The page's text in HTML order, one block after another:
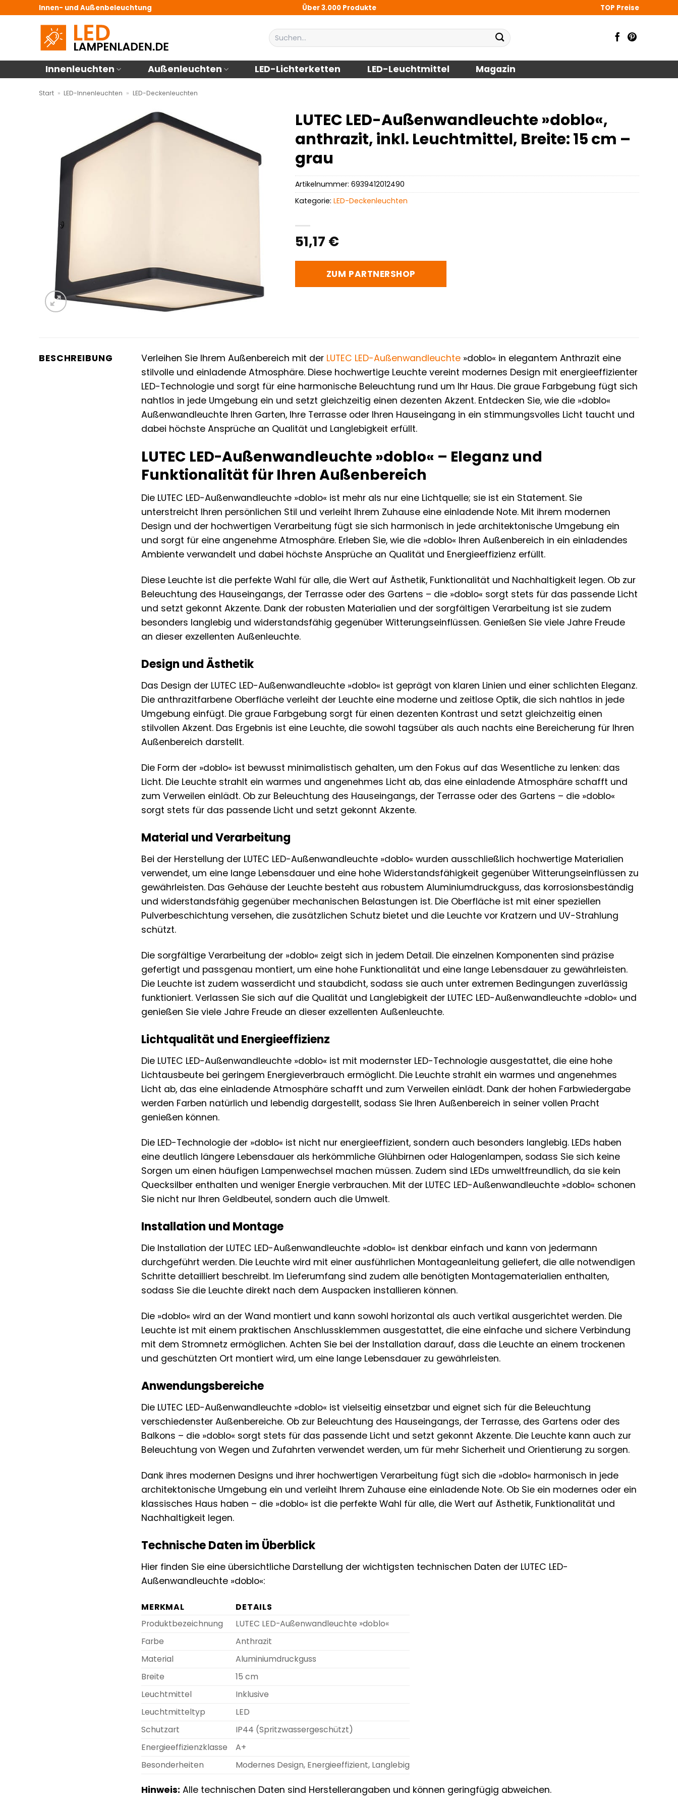
Innen- und Außenbeleuchtung Über 3.000 Produkte TOP Preise
Suchen
nach:
Innenleuchten Außenleuchten LED-Lichterketten LED-Leuchtmittel Magazin
Start » LED-Innenleuchten » LED-Deckenleuchten
LUTEC LED-Außenwandleuchte »doblo«,
anthrazit, inkl. Leuchtmittel, Breite: 15 cm –
grau
51,17 €
ZUM PARTNERSHOP
Artikelnummer:6939412012490
Kategorie:LED-Deckenleuchten
BESCHREIBUNG Verleihen Sie Ihrem Außenbereich mit der LUTEC LED-Außenwandleuchte »doblo« in elegantem Anthrazit eine
stilvolle und einladende Atmosphäre. Diese hochwertige Leuchte vereint modernes Design mit energieeffizienter
LED-Technologie und sorgt für eine harmonische Beleuchtung rund um Ihr Haus. Die graue Farbgebung fügt sich
nahtlos in jede Umgebung ein und setzt gleichzeitig einen dezenten Akzent. Entdecken Sie, wie die »doblo«
Außenwandleuchte Ihren Garten, Ihre Terrasse oder Ihren Hauseingang in ein stimmungsvolles Licht taucht und
dabei höchste Ansprüche an Qualität und Langlebigkeit erfüllt.
LUTEC LED-Außenwandleuchte »doblo« – Eleganz und
Funktionalität für Ihren Außenbereich
Die LUTEC LED-Außenwandleuchte »doblo« ist mehr als nur eine Lichtquelle; sie ist ein Statement. Sie
unterstreicht Ihren persönlichen Stil und verleiht Ihrem Zuhause eine einladende Note. Mit ihrem modernen
Design und der hochwertigen Verarbeitung fügt sie sich harmonisch in jede architektonische Umgebung ein
und sorgt für eine angenehme Atmosphäre. Erleben Sie, wie die »doblo« Ihren Außenbereich in ein einladendes
Ambiente verwandelt und dabei höchste Ansprüche an Qualität und Energieeffizienz erfüllt.
Diese Leuchte ist die perfekte Wahl für alle, die Wert auf Ästhetik, Funktionalität und Nachhaltigkeit legen. Ob zur
Beleuchtung des Hauseingangs, der Terrasse oder des Gartens – die »doblo« sorgt stets für das passende Licht
und setzt gekonnt Akzente. Dank der robusten Materialien und der sorgfältigen Verarbeitung ist sie zudem
besonders langlebig und widerstandsfähig gegenüber Witterungseinflüssen. Genießen Sie viele Jahre Freude
an dieser exzellenten Außenleuchte.
Design und Ästhetik
Das Design der LUTEC LED-Außenwandleuchte »doblo« ist geprägt von klaren Linien und einer schlichten Eleganz.
Die anthrazitfarbene Oberfläche verleiht der Leuchte eine moderne und zeitlose Optik, die sich nahtlos in jede
Umgebung einfügt. Die graue Farbgebung sorgt für einen dezenten Kontrast und setzt gleichzeitig einen
stilvollen Akzent. Das Ergebnis ist eine Leuchte, die sowohl tagsüber als auch nachts eine Bereicherung für Ihren
Außenbereich darstellt.
Die Form der »doblo« ist bewusst minimalistisch gehalten, um den Fokus auf das Wesentliche zu lenken: das
Licht. Die Leuchte strahlt ein warmes und angenehmes Licht ab, das eine einladende Atmosphäre schafft und
zum Verweilen einlädt. Ob zur Beleuchtung des Hauseingangs, der Terrasse oder des Gartens – die »doblo«
sorgt stets für das passende Licht und setzt gekonnt Akzente.
Material und Verarbeitung
Bei der Herstellung der LUTEC LED-Außenwandleuchte »doblo« wurden ausschließlich hochwertige Materialien
verwendet, um eine lange Lebensdauer und eine hohe Widerstandsfähigkeit gegenüber Witterungseinflüssen zu
gewährleisten. Das Gehäuse der Leuchte besteht aus robustem Aluminiumdruckguss, das korrosionsbeständig
und widerstandsfähig gegenüber mechanischen Belastungen ist. Die Oberfläche ist mit einer speziellen
Pulverbeschichtung versehen, die zusätzlichen Schutz bietet und die Leuchte vor Kratzern und UV-Strahlung
schützt.
Die sorgfältige Verarbeitung der »doblo« zeigt sich in jedem Detail. Die einzelnen Komponenten sind präzise
gefertigt und passgenau montiert, um eine hohe Funktionalität und eine lange Lebensdauer zu gewährleisten.
Die Leuchte ist zudem wasserdicht und staubdicht, sodass sie auch unter extremen Bedingungen zuverlässig
funktioniert. Verlassen Sie sich auf die Qualität und Langlebigkeit der LUTEC LED-Außenwandleuchte »doblo« und
genießen Sie viele Jahre Freude an dieser exzellenten Außenleuchte.
Lichtqualität und Energieeffizienz
Die LUTEC LED-Außenwandleuchte »doblo« ist mit modernster LED-Technologie ausgestattet, die eine hohe
Lichtausbeute bei geringem Energieverbrauch ermöglicht. Die Leuchte strahlt ein warmes und angenehmes
Licht ab, das eine einladende Atmosphäre schafft und zum Verweilen einlädt. Dank der hohen Farbwiedergabe
werden Farben natürlich und lebendig dargestellt, sodass Sie Ihren Außenbereich in seiner vollen Pracht
genießen können.
Die LED-Technologie der »doblo« ist nicht nur energieeffizient, sondern auch besonders langlebig. LEDs haben
eine deutlich längere Lebensdauer als herkömmliche Glühbirnen oder Halogenlampen, sodass Sie sich keine
Sorgen um einen häufigen Lampenwechsel machen müssen. Zudem sind LEDs umweltfreundlich, da sie kein
Quecksilber enthalten und weniger Energie verbrauchen. Mit der LUTEC LED-Außenwandleuchte »doblo« schonen
Sie nicht nur Ihren Geldbeutel, sondern auch die Umwelt.
Installation und Montage
Die Installation der LUTEC LED-Außenwandleuchte »doblo« ist denkbar einfach und kann von jedermann
durchgeführt werden. Die Leuchte wird mit einer ausführlichen Montageanleitung geliefert, die alle notwendigen
Schritte detailliert beschreibt. Im Lieferumfang sind zudem alle benötigten Montagematerialien enthalten,
sodass Sie die Leuchte direkt nach dem Auspacken installieren können.
Die »doblo« wird an der Wand montiert und kann sowohl horizontal als auch vertikal ausgerichtet werden. Die
Leuchte ist mit einem praktischen Anschlussklemmen ausgestattet, die eine einfache und sichere Verbindung
mit dem Stromnetz ermöglichen. Achten Sie bei der Installation darauf, dass die Leuchte an einem trockenen
und geschützten Ort montiert wird, um eine lange Lebensdauer zu gewährleisten.
Anwendungsbereiche
Die LUTEC LED-Außenwandleuchte »doblo« ist vielseitig einsetzbar und eignet sich für die Beleuchtung
verschiedenster Außenbereiche. Ob zur Beleuchtung des Hauseingangs, der Terrasse, des Gartens oder des
Balkons – die »doblo« sorgt stets für das passende Licht und setzt gekonnt Akzente. Die Leuchte kann auch zur
Beleuchtung von Wegen und Zufahrten verwendet werden, um für mehr Sicherheit und Orientierung zu sorgen.
Dank ihres modernen Designs und ihrer hochwertigen Verarbeitung fügt sich die »doblo« harmonisch in jede
architektonische Umgebung ein und verleiht Ihrem Zuhause eine einladende Note. Ob Sie ein modernes oder ein
klassisches Haus haben – die »doblo« ist die perfekte Wahl für alle, die Wert auf Ästhetik, Funktionalität und
Nachhaltigkeit legen.
Technische Daten im Überblick
Hier finden Sie eine übersichtliche Darstellung der wichtigsten technischen Daten der LUTEC LED-
Außenwandleuchte »doblo«:
MERKMAL
DETAILS
Produktbezeichnung
LUTEC LED-Außenwandleuchte »doblo«
Farbe
Anthrazit
Material
Aluminiumdruckguss
Breite
15 cm
Leuchtmittel
Inklusive
Leuchtmitteltyp
LED
Schutzart
IP44 (Spritzwassergeschützt)
Energieeffizienzklasse
A+
Besonderheiten
Modernes Design, Energieeffizient, Langlebig
Hinweis: Alle technischen Daten sind Herstellerangaben und können geringfügig abweichen.